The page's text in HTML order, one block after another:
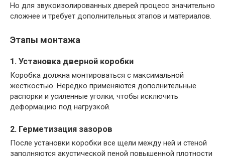
Но для звукоизолированных дверей процесс значительно
сложнее и требует дополнительных этапов и материалов.
Этапы монтажа
1. Установка дверной коробки
Коробка должна монтироваться с максимальной
жесткостью. Нередко применяются дополнительные
распорки и усиленные уголки, чтобы исключить
деформацию под нагрузкой.
2. Герметизация зазоров
После установки коробки все щели между ней и стеной
заполняются акустической пеной повышенной плотности